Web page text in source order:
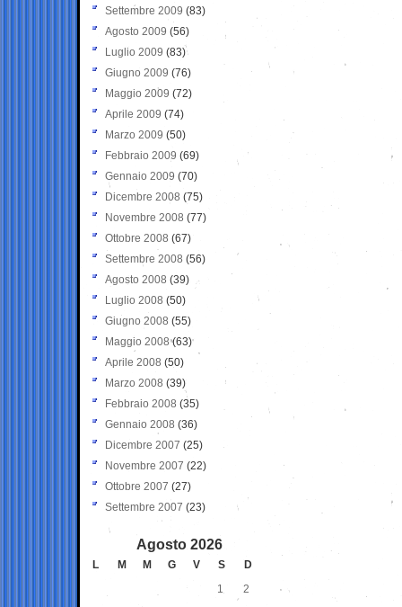
Settembre 2009 (83)
Agosto 2009 (56)
Luglio 2009 (83)
Giugno 2009 (76)
Maggio 2009 (72)
Aprile 2009 (74)
Marzo 2009 (50)
Febbraio 2009 (69)
Gennaio 2009 (70)
Dicembre 2008 (75)
Novembre 2008 (77)
Ottobre 2008 (67)
Settembre 2008 (56)
Agosto 2008 (39)
Luglio 2008 (50)
Giugno 2008 (55)
Maggio 2008(63)
Aprile 2008 (50)
Marzo 2008 (39)
Febbraio 2008 (35)
Gennaio 2008 (36)
Dicembre 2007 (25)
Novembre 2007 (22)
Ottobre 2007 (27)
Settembre 2007 (23)
Agosto 2026
L M M G V S
D
1
2